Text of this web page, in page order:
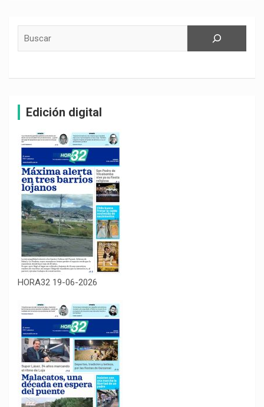
Edición digital
HORA32 19-06-2026